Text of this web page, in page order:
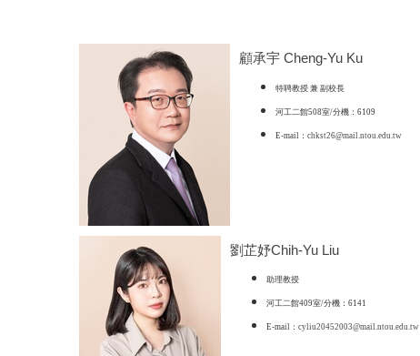
顧承宇 Cheng-Yu Ku
特聘教授 兼 副校長
河工二館508室/分機：6109
E-mail： chkst26@mail.ntou.edu.tw
劉芷妤Chih-Yu Liu
助理教授
河工二館409室/分機：6141
E-mail： cyliu20452003@mail.ntou.edu.tw